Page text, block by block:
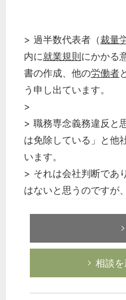
> 過半数代表者（裁量
内に就業規則にかかる
書の作成、他の労働者
う申し出ています。
>
> 職務専念義務違反と
は免除している」と他
います。
> それは会社判断であ
はないと思うのですが
相談